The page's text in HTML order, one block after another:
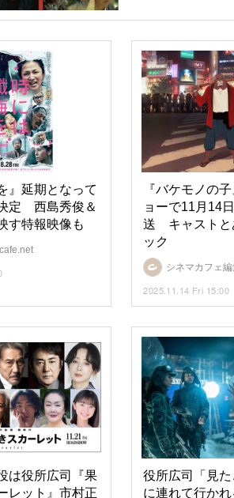
』延期となって
定 西島秀俊＆
す特報映像も
シネマカフェ
『バケモノの
ョーで11月14
送 キャストと
ック
2025.11.14 Fri 15:00
は役所広司『果
レット』市村正
役所広司「見
に連れて行か